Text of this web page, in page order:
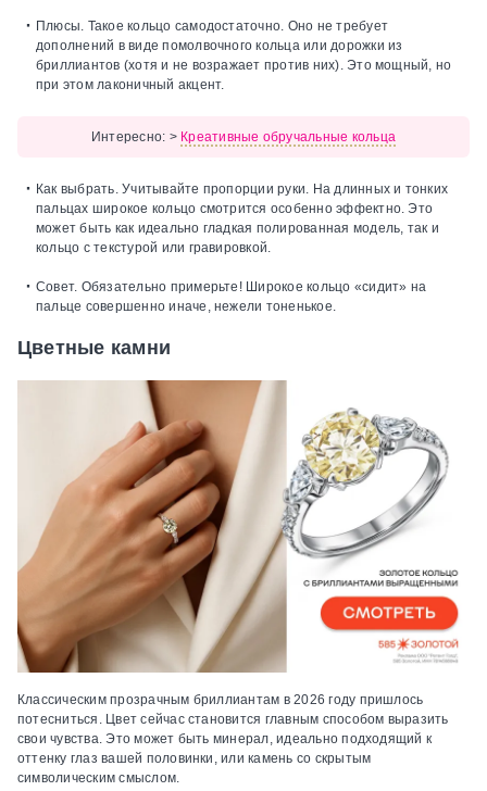
Плюсы. Такое кольцо самодостаточно. Оно не требует
дополнений в виде помолвочного кольца или дорожки из
бриллиантов (хотя и не возражает против них). Это мощный, но
при этом лаконичный акцент.
Интересно: > Креативные обручальные кольца
Как выбрать. Учитывайте пропорции руки. На длинных и тонких
пальцах широкое кольцо смотрится особенно эффектно. Это
может быть как идеально гладкая полированная модель, так и
кольцо с текстурой или гравировкой.
Совет. Обязательно примерьте! Широкое кольцо «сидит» на
пальце совершенно иначе, нежели тоненькое.
Цветные камни
Классическим прозрачным бриллиантам в 2026 году пришлось
потесниться. Цвет сейчас становится главным способом выразить
свои чувства. Это может быть минерал, идеально подходящий к
оттенку глаз вашей половинки, или камень со скрытым
символическим смыслом.